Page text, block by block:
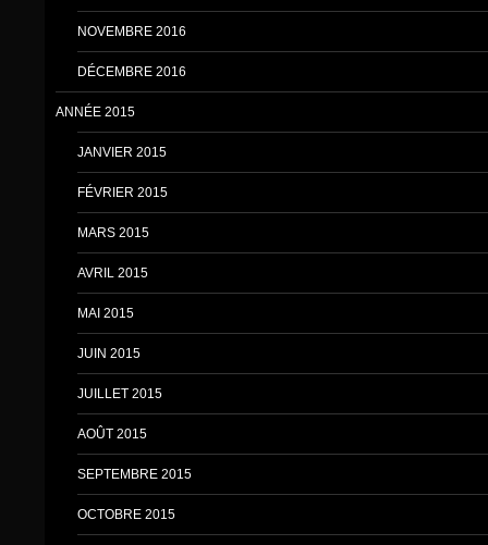
NOVEMBRE 2016
DÉCEMBRE 2016
ANNÉE 2015
JANVIER 2015
FÉVRIER 2015
MARS 2015
AVRIL 2015
MAI 2015
JUIN 2015
JUILLET 2015
AOÛT 2015
SEPTEMBRE 2015
OCTOBRE 2015